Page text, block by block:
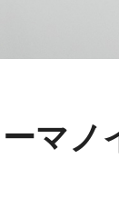
マノ